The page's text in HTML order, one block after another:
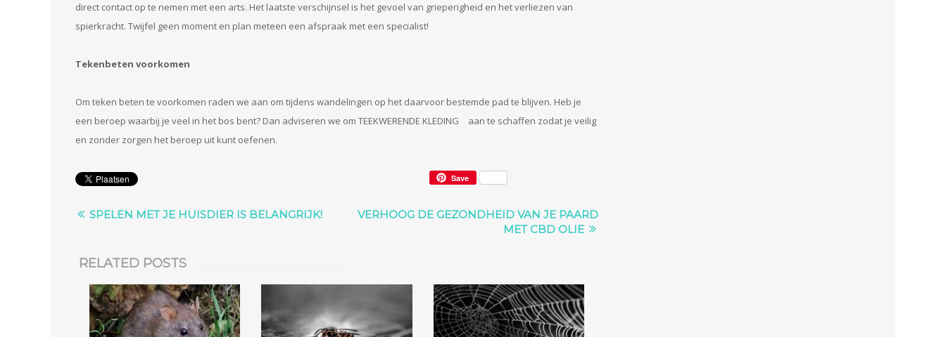
direct contact op te nemen met een arts. Het laatste verschijnsel is het gevoel van grieperigheid en het verliezen van
spierkracht. Twijfel geen moment en plan meteen een afspraak met een specialist!
Tekenbeten voorkomen
Om teken beten te voorkomen raden we aan om tijdens wandelingen op het daarvoor bestemde pad te blijven. Heb je
een beroep waarbij je veel in het bos bent? Dan adviseren we om TEEKWERENDE KLEDING
aan te schaffen zodat je veilig
en zonder zorgen het beroep uit kunt oefenen.
Save
SPELEN MET JE HUISDIER IS BELANGRIJK!
VERHOOG DE GEZONDHEID VAN JE PAARD
MET CBD OLIE
RELATED POSTS